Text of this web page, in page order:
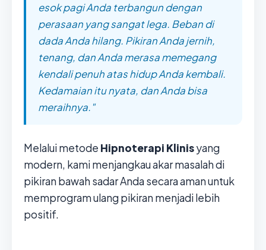
esok pagi Anda terbangun dengan
perasaan yang sangat lega. Beban di
dada Anda hilang. Pikiran Anda jernih,
tenang, dan Anda merasa memegang
kendali penuh atas hidup Anda kembali.
Kedamaian itu nyata, dan Anda bisa
meraihnya."
Melalui metode Hipnoterapi Klinisyang
modern, kami menjangkau akar masalah di
pikiran bawah sadar Anda secara aman untuk
memprogram ulang pikiran menjadi lebih
positif.